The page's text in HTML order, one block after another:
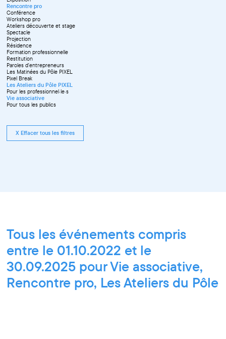
Octobre
Novembre
Rencontre pro
Conférence
Workshop pro
Ateliers découverte et stage
Spectacle
Projection
Résidence
Formation professionnelle
Restitution
Paroles d'entrepreneurs
Les Matinées du Pôle PIXEL
Pixel Break
Les Ateliers du Pôle PIXEL
Pour les professionnel·le·s
Vie associative
Pour tous les publics
X Effacer tous les filtres
Tous les événements compris
entre le 01.10.2022 et le
30.09.2025 pour Vie associative,
Rencontre pro, Les Ateliers du Pôle